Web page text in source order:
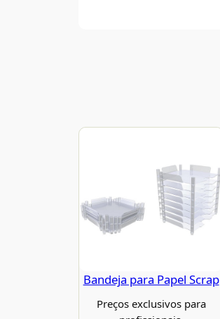
Bandeja para Papel Scrap
Preços exclusivos para